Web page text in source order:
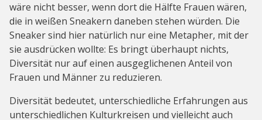
wäre nicht besser, wenn dort die Hälfte Frauen wären,
die in weißen Sneakern daneben stehen würden. Die
Sneaker sind hier natürlich nur eine Metapher, mit der
sie ausdrücken wollte: Es bringt überhaupt nichts,
Diversität nur auf einen ausgeglichenen Anteil von
Frauen und Männer zu reduzieren.
Diversität bedeutet, unterschiedliche Erfahrungen aus
unterschiedlichen Kulturkreisen und vielleicht auch